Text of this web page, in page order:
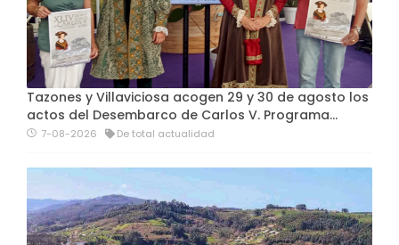
Tazones y Villaviciosa acogen 29 y 30 de agosto los
actos del Desembarco de Carlos V. Programa…
7-08-2026 De total actualidad